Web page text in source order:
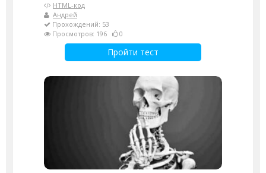
HTML-код
Андрей
Прохождений: 53
Просмотров: 196
0
Пройти тест